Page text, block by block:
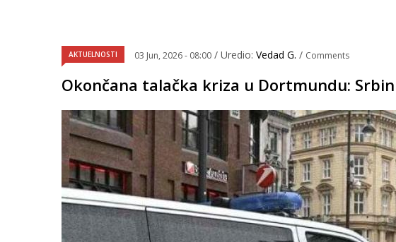
AKTUELNOSTI 03 Jun, 2026 - 08:00 / Uredio: Vedad G. / Comments
Okončana talačka kriza u Dortmundu: